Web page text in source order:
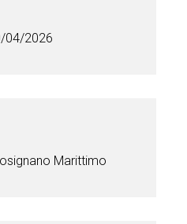
04/2026
Marittimo